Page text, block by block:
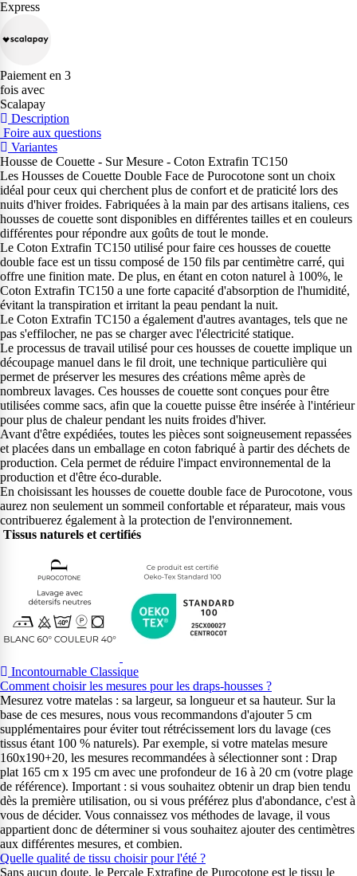
Express
Paiement en 3
fois avec
Scalapay
Description
Foire aux questions
Variantes
Housse de Couette - Sur Mesure - Coton Extrafin TC150
Les Housses de Couette Double Face de Purocotone sont un choix
idéal pour ceux qui cherchent plus de confort et de praticité lors des
nuits d'hiver froides. Fabriquées à la main par des artisans italiens, ces
housses de couette sont disponibles en différentes tailles et en couleurs
différentes pour répondre aux goûts de tout le monde.
Le Coton Extrafin TC150 utilisé pour faire ces housses de couette
double face est un tissu composé de 150 fils par centimètre carré, qui
offre une finition mate. De plus, en étant en coton naturel à 100%, le
Coton Extrafin TC150 a une forte capacité d'absorption de l'humidité,
évitant la transpiration et irritant la peau pendant la nuit.
Le Coton Extrafin TC150 a également d'autres avantages, tels que ne
pas s'effilocher, ne pas se charger avec l'électricité statique.
Le processus de travail utilisé pour ces housses de couette implique un
découpage manuel dans le fil droit, une technique particulière qui
permet de préserver les mesures des créations même après de
nombreux lavages. Ces housses de couette sont conçues pour être
utilisées comme sacs, afin que la couette puisse être insérée à l'intérieur
pour plus de chaleur pendant les nuits froides d'hiver.
Avant d'être expédiées, toutes les pièces sont soigneusement repassées
et placées dans un emballage en coton fabriqué à partir des déchets de
production. Cela permet de réduire l'impact environnemental de la
production et d'être éco-durable.
En choisissant les housses de couette double face de Purocotone, vous
aurez non seulement un sommeil confortable et réparateur, mais vous
contribuerez également à la protection de l'environnement.
Tissus naturels et certifiés
Incontournable Classique
Comment choisir les mesures pour les draps-housses ?
Mesurez votre matelas : sa largeur, sa longueur et sa hauteur. Sur la
base de ces mesures, nous vous recommandons d'ajouter 5 cm
supplémentaires pour éviter tout rétrécissement lors du lavage (ces
tissus étant 100 % naturels). Par exemple, si votre matelas mesure
160x190+20, les mesures recommandées à sélectionner sont : Drap
plat 165 cm x 195 cm avec une profondeur de 16 à 20 cm (votre plage
de référence). Important : si vous souhaitez obtenir un drap bien tendu
dès la première utilisation, ou si vous préférez plus d'abondance, c'est à
vous de décider. Vous connaissez vos méthodes de lavage, il vous
appartient donc de déterminer si vous souhaitez ajouter des centimètres
aux différentes mesures, et combien.
Quelle qualité de tissu choisir pour l'été ?
Sans aucun doute, le Percale Extrafine de Purocotone est le tissu le